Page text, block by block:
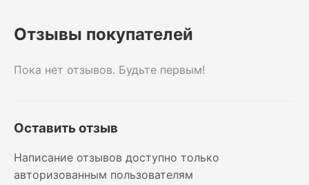
Отзывы покупателей
Пока нет отзывов. Будьте первым!
Оставить отзыв
Написание отзывов доступно только
авторизованным пользователям